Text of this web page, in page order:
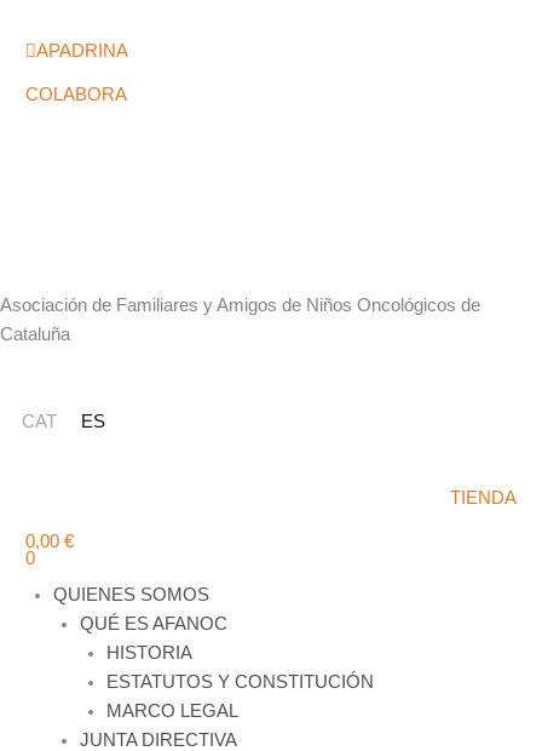
APADRINA
COLABORA
Asociación de Familiares y Amigos de Niños Oncológicos de
Cataluña
CAT ES
TIENDA
0,00 €
0
QUIENES SOMOS
QUÉ ES AFANOC
HISTORIA
ESTATUTOS Y CONSTITUCIÓN
MARCO LEGAL
JUNTA DIRECTIVA